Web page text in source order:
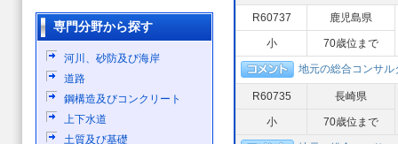
R60737 鹿児島県
小 70歳位まで
地元の総合コンサル
R60735 長崎県
小 70歳位まで
専門分野から探す
河川、砂防及び海岸
道路
鋼構造及びコンクリート
上下水道
土質及び基礎